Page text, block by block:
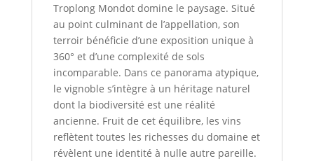
Troplong Mondot domine le paysage. Situé
au point culminant de l’appellation, son
terroir bénéficie d’une exposition unique à
360° et d’une complexité de sols
incomparable. Dans ce panorama atypique,
le vignoble s’intègre à un héritage naturel
dont la biodiversité est une réalité
ancienne. Fruit de cet équilibre, les vins
reflètent toutes les richesses du domaine et
révèlent une identité à nulle autre pareille.